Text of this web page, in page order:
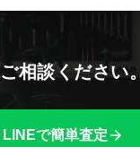
相談ください。
LINEで簡単査定